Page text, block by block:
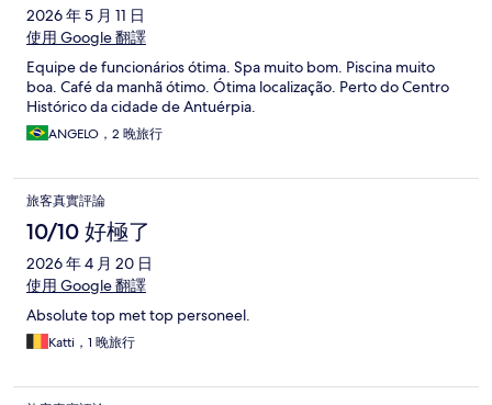
2026 年 5 月 11 日
使用 Google 翻譯
Equipe de funcionários ótima. Spa muito bom. Piscina muito
boa. Café da manhã ótimo. Ótima localização. Perto do Centro
Histórico da cidade de Antuérpia.
ANGELO，2 晚旅行
旅客真實評論
10/10 好極了
2026 年 4 月 20 日
使用 Google 翻譯
Absolute top met top personeel.
Katti，1 晚旅行